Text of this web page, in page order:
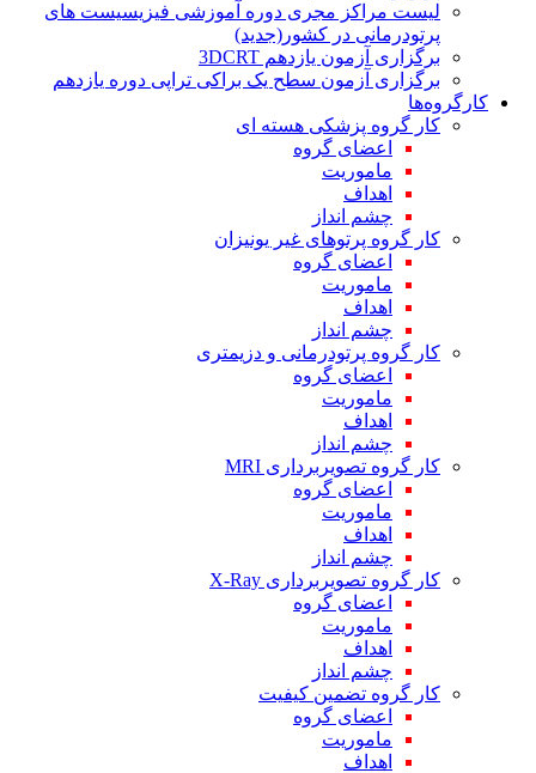
لیست مراکز مجری دوره آموزشی فیزیسیست های
پرتودرمانی در کشور(جدید)
برگزاری آزمون یازدهم 3DCRT
برگزاری آزمون سطح یک براکی تراپی دوره یازدهم
کارگروه‌ها
کار گروه پزشکی هسته ای
اعضای گروه
ماموریت
اهداف
چشم انداز
کار گروه پرتوهای غیر یونیزان
اعضای گروه
ماموریت
اهداف
چشم انداز
کار گروه پرتودرمانی و دزیمتری
اعضای گروه
ماموریت
اهداف
چشم انداز
کار گروه تصویربرداری MRI
اعضای گروه
ماموریت
اهداف
چشم انداز
کار گروه تصویربرداری X-Ray
اعضای گروه
ماموریت
اهداف
چشم انداز
کار گروه تضمین کیفیت
اعضای گروه
ماموریت
اهداف